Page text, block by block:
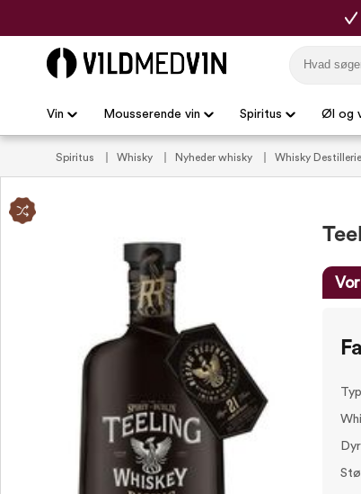
Vin Mousserende vin Spiritus Øl og
Spiritus Whisky Nyheder whisky Whisky